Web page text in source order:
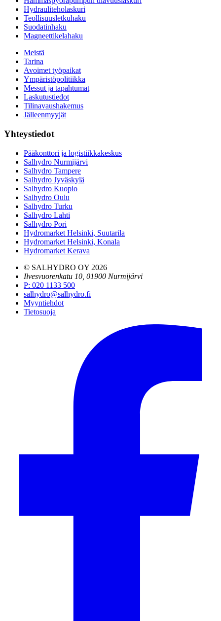
Hydrauliteholaskuri
Teollisuusletkuhaku
Suodatinhaku
Magneettikelahaku
Meistä
Tarina
Avoimet työpaikat
Ympäristöpolitiikka
Messut ja tapahtumat
Laskutustiedot
Tilinavaushakemus
Jälleenmyyjät
Yhteystiedot
Pääkonttori ja logistiikkakeskus
Salhydro Nurmijärvi
Salhydro Tampere
Salhydro Jyväskylä
Salhydro Kuopio
Salhydro Oulu
Salhydro Turku
Salhydro Lahti
Salhydro Pori
Hydromarket Helsinki, Suutarila
Hydromarket Helsinki, Konala
Hydromarket Kerava
© SALHYDRO OY 2026
Ilvesvuorenkatu 10, 01900 Nurmijärvi
P: 020 1133 500
salhydro@salhydro.fi
Myyntiehdot
Tietosuoja